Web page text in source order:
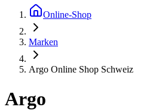
Online-Shop
Marken
Argo Online Shop Schweiz
Argo